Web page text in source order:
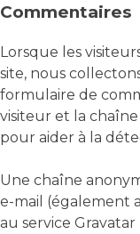
Commentaires
Lorsque les
site, nous
formulaire de
visiteur et la
pour aider à la
Une chaîne
e-mail (également
au service Gravatar